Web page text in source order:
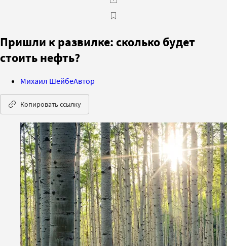
Пришли к развилке: сколько будет
стоить нефть?
Михаил ШейбеАвтор
Копировать ссылку